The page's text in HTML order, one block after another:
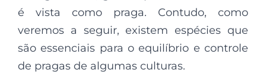
é vista como praga. Contudo, como
veremos a seguir, existem espécies que
são essenciais para o equilíbrio e controle
de pragas de algumas culturas.